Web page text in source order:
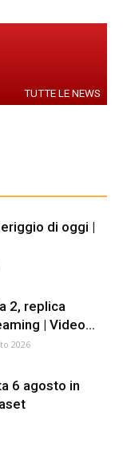
TUTTE LE NEWS
di oggi |
2, replica
| Video...
2026
6 agosto in